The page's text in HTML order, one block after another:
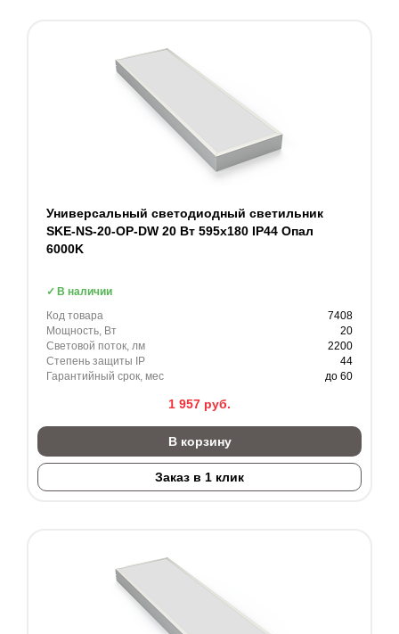
Универсальный светодиодный светильник
SKE-NS-20-OP-DW 20 Вт 595x180 IP44 Опал
6000K
В наличии
Код товара
7408
Мощность, Вт
20
Световой поток, лм
2200
Степень защиты IP
44
Гарантийный срок, мес
до 60
1 957 руб.
В корзину
Заказ в 1 клик